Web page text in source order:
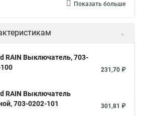
Показать больше
RAIN Выключатель, 703-
231,70 ₽
RAIN Выключатель
703-0202-101
301,81 ₽